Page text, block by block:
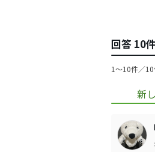
回答 10
1〜10件／
新